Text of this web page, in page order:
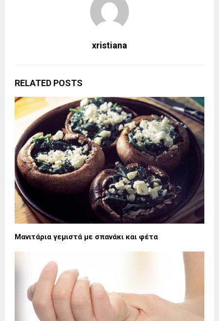
xristiana
RELATED POSTS
Μανιτάρια γεμιστά με σπανάκι και φέτα